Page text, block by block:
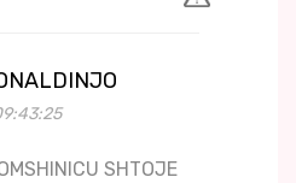
SHTOJE